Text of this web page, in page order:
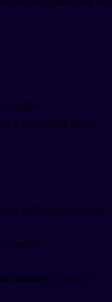
e hijos.
a real family man."
"y ahí lo tienes, es así
uncle!"
británico y te va a